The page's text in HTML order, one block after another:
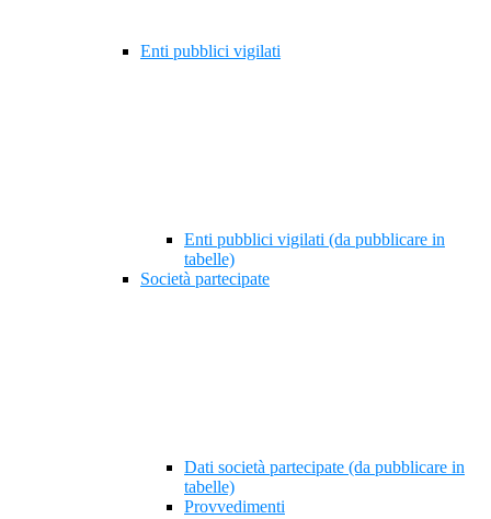
Enti pubblici vigilati
Enti pubblici vigilati (da pubblicare in
tabelle)
Società partecipate
Dati società partecipate (da pubblicare in
tabelle)
Provvedimenti